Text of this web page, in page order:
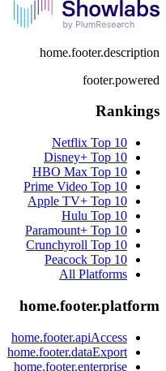
home.footer.description
footer.powered
Rankings
Netflix Top 10
Disney+ Top 10
HBO Max Top 10
Prime Video Top 10
Apple TV+ Top 10
Hulu Top 10
Paramount+ Top 10
Crunchyroll Top 10
Peacock Top 10
All Platforms
home.footer.platform
home.footer.apiAccess
home.footer.dataExport
home.footer.enterprise